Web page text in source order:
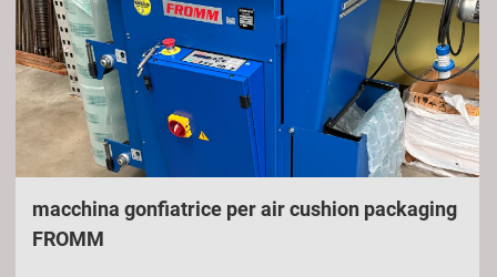
macchina gonfiatrice per air cushion packaging
FROMM